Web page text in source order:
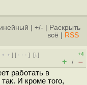
+/-
Раскрыть
всё
RSS
] [ · · ·][↓]
+4
+ / –
работать в
И кроме того,